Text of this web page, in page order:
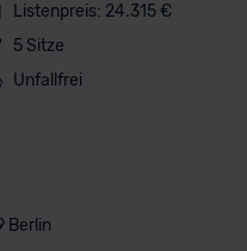
Listenpreis: 24.315 €
5 Sitze
Unfallfrei
Berlin